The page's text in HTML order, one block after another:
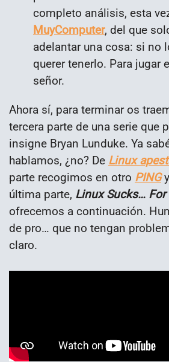
completo análisis, esta
MuyComputer, del que
adelantar una cosa: si no
querer tenerlo. Para jugar
señor.
Ahora sí, para terminar os
tercera parte de una serie que
insigne Bryan Lunduke. Ya
hablamos, ¿no? De Linux
parte recogimos en otro PING
última parte, Linux Sucks…
ofrecemos a continuación.
de pro… que no tengan
claro.